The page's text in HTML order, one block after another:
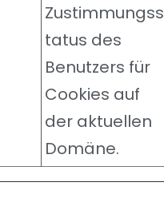
Zustimmungss
tatus des
Benutzers für
Cookies auf
der aktuellen
Domäne.